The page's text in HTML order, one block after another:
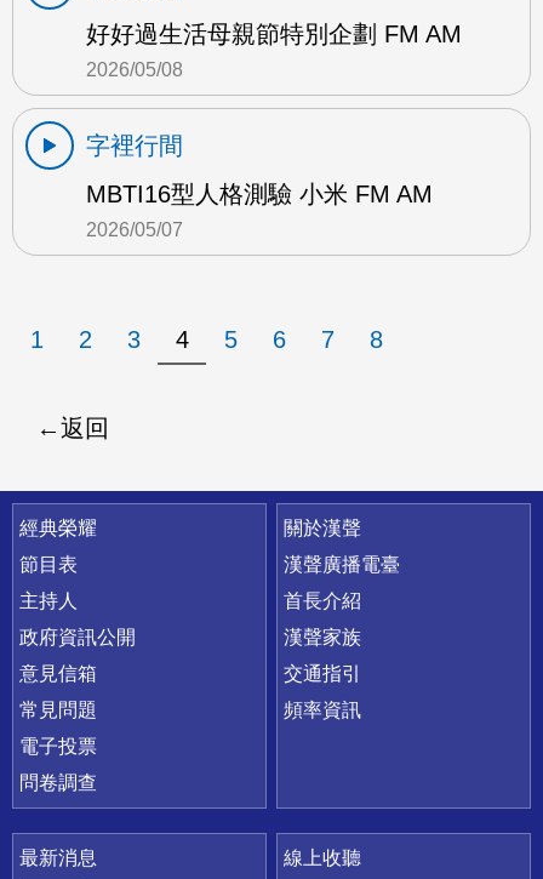
好好過生活母親節特別企劃 FM AM
2026/05/08
字裡行間
MBTI16型人格測驗 小米 FM AM
2026/05/07
1 2 3 4 5 6 7 8
返回
快速連結
經典榮耀
節目表
主持人
政府資訊公開
意見信箱
常見問題
電子投票
問卷調查
關於漢聲
漢聲廣播電臺
首長介紹
漢聲家族
交通指引
頻率資訊
最新消息
線上收聽